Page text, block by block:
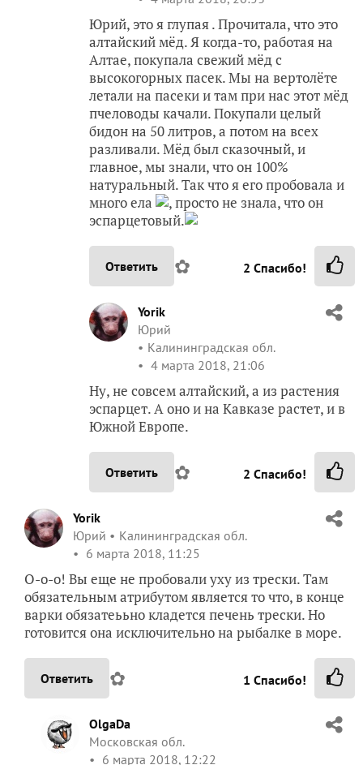
Юрий, это я глупая . Прочитала, что это
алтайский мёд. Я когда-то, работая на
Алтае, покупала свежий мёд с
высокогорных пасек. Мы на вертолёте
летали на пасеки и там при нас этот мёд
пчеловоды качали. Покупали целый
бидон на 50 литров, а потом на всех
разливали. Мёд был сказочный, и
главное, мы знали, что он 100%
натуральный. Так что я его пробовала и
много ела
, просто не знала, что он
эспарцетовый.
Ответить ✿ 2 Спасибо!
Yorik
Юрий
Калининградская обл.
4 марта 2018, 21:06
Ну, не совсем алтайский, а из растения
эспарцет. А оно и на Кавказе растет, и в
Южной Европе.
Ответить ✿ 2 Спасибо!
Yorik
Юрий
Калининградская обл.
6 марта 2018, 11:25
О-о-о! Вы еще не пробовали уху из трески. Там
обязательным атрибутом является то что, в конце
варки обязатеььно кладется печень трески. Но
готовится она исключительно на рыбалке в море.
Ответить ✿ 1 Спасибо!
OlgaDa
Московская обл.
6 марта 2018, 12:22